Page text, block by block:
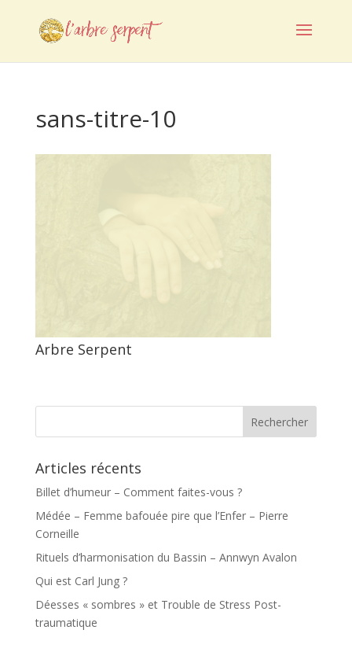
sans-titre-10
Arbre Serpent
Articles récents
Billet d’humeur – Comment faites-vous ?
Médée – Femme bafouée pire que l’Enfer – Pierre
Corneille
Rituels d’harmonisation du Bassin – Annwyn Avalon
Qui est Carl Jung ?
Déesses « sombres » et Trouble de Stress Post-
traumatique